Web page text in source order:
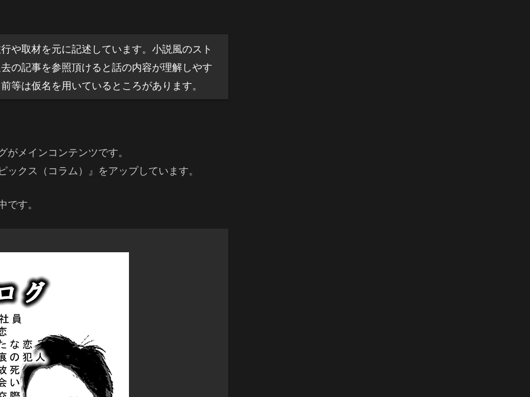
や取材を元に記述しています。小説風のスト
の記事を参照頂けると話の内容が理解しやす
等は仮名を用いているところがあります。
メインコンテンツです。
クス（コラム）』をアップしています。
す。